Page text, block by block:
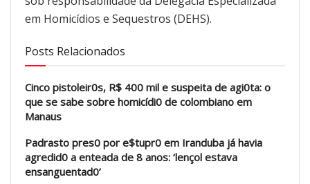
em Homicídios e Sequestros (DEHS).
Posts Relacionados
Cinco pistoleir0s, R$ 400 mil e suspeita de agi0ta: o
que se sabe sobre homicídi0 de colombiano em
Manaus
Padrasto pres0 por e$tupr0 em Iranduba já havia
agredid0 a enteada de 8 anos: ‘lençol estava
ensanguentad0’